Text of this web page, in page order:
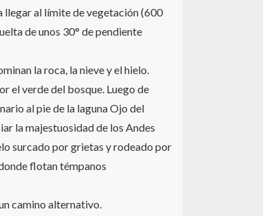
llegar al límite de vegetación (600
de unos 30° de pendiente
la roca, la nieve y el hielo.
el verde del bosque. Luego de
al pie de la laguna Ojo del
la majestuosidad de los Andes
surcado por grietas y rodeado por
flotan témpanos
camino alternativo.